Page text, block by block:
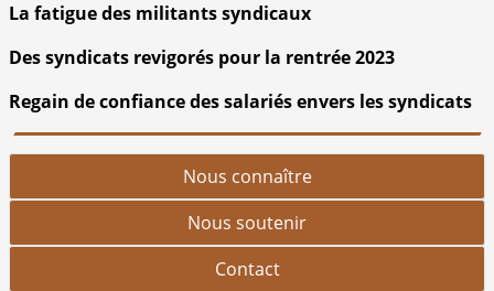
La fatigue des militants syndicaux
Des syndicats revigorés pour la rentrée 2023
Regain de confiance des salariés envers les syndicats
Nous connaître
Nous soutenir
Contact